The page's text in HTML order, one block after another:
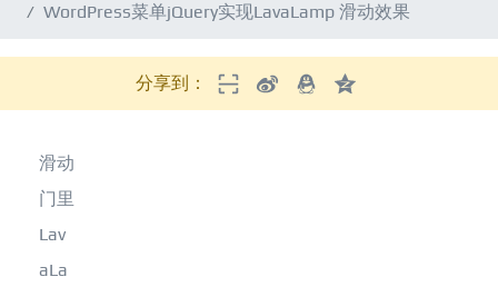
WordPress菜单jQuery实现LavaLamp 滑动效果
分享到：
滑动
门里
Lav
aLa